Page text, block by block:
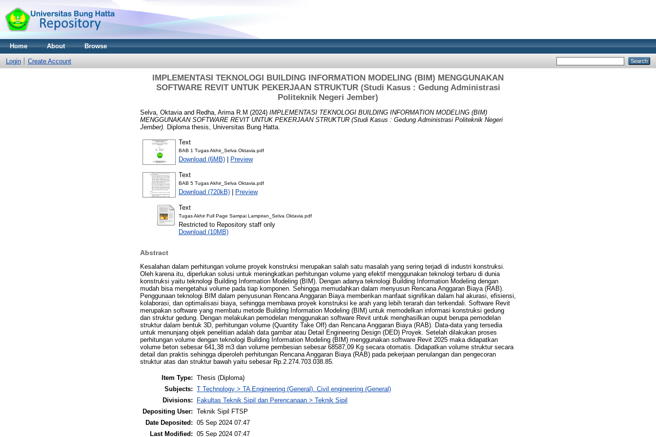
Home About Browse
Login Create Account
IMPLEMENTASI TEKNOLOGI BUILDING INFORMATION MODELING (BIM) MENGGUNAKAN
SOFTWARE REVIT UNTUK PEKERJAAN STRUKTUR (Studi Kasus : Gedung Administrasi
Politeknik Negeri Jember)
Selva, Oktavia and Redha, Arima R.M (2024) IMPLEMENTASI TEKNOLOGI BUILDING INFORMATION MODELING (BIM)
MENGGUNAKAN SOFTWARE REVIT UNTUK PEKERJAAN STRUKTUR (Studi Kasus : Gedung Administrasi Politeknik Negeri
Jember).
Diploma thesis, Universitas Bung Hatta.
Text
BAB 1 Tugas Akhir_Selva Oktavia.pdf
Download (6MB) | Preview
Text
BAB 5 Tugas Akhir_Selva Oktavia.pdf
Download (720kB) | Preview
Text
Tugas Akhir Full Page Sampai Lampiran_Selva Oktavia.pdf
Restricted to Repository staff only
Download (10MB)
Abstract
Kesalahan dalam perhitungan volume proyek konstruksi merupakan salah satu masalah yang sering terjadi di industri konstruksi.
Oleh karena itu, diperlukan solusi untuk meningkatkan perhitungan volume yang efektif menggunakan teknologi terbaru di dunia
konstruksi yaitu teknologi Building Information Modeling (BIM). Dengan adanya teknologi Building Information Modeling dengan
mudah bisa mengetahui volume pada tiap komponen. Sehingga memudahkan dalam menyusun Rencana Anggaran Biaya (RAB).
Penggunaan teknologi BIM dalam penyusunan Rencana Anggaran Biaya memberikan manfaat signifikan dalam hal akurasi, efisiensi,
kolaborasi, dan optimalisasi biaya, sehingga membawa proyek konstruksi ke arah yang lebih terarah dan terkendali. Software Revit
merupakan software yang membatu metode Building Information Modeling (BIM) untuk memodelkan informasi konstruksi gedung
dan struktur gedung. Dengan melakukan pemodelan menggunakan software Revit untuk menghasilkan ouput berupa pemodelan
struktur dalam bentuk 3D, perhitungan volume (Quantity Take Off) dan Rencana Anggaran Biaya (RAB). Data-data yang tersedia
untuk menunjang objek penelitian adalah data gambar atau Detail Engineering Design (DED) Proyek. Setelah dilakukan proses
perhitungan volume dengan teknologi Building Information Modeling (BIM) menggunakan software Revit 2025 maka didapatkan
volume beton sebesar 641,38 m3 dan volume pembesian sebesar 68587,09 Kg secara otomatis. Didapatkan volume struktur secara
detail dan praktis sehingga diperoleh perhitungan Rencana Anggaran Biaya (RAB) pada pekerjaan penulangan dan pengecoran
struktur atas dan struktur bawah yaitu sebesar Rp.2.274.703.038.85.
Item Type: Thesis (Diploma)
Subjects: T Technology > TA Engineering (General). Civil engineering (General)
Divisions:
Fakultas Teknik Sipil dan Perencanaan > Teknik Sipil
Depositing User: Teknik Sipil FTSP
Date Deposited: 05 Sep 2024 07:47
Last Modified: 05 Sep 2024 07:47